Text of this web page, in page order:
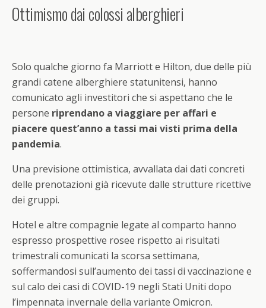
Ottimismo dai colossi alberghieri
Solo qualche giorno fa Marriott e Hilton, due delle più
grandi catene alberghiere statunitensi, hanno
comunicato agli investitori che si aspettano che le
persone riprendano a viaggiare per affari e
piacere quest’anno a tassi mai visti prima della
pandemia.
Una previsione ottimistica, avvallata dai dati concreti
delle prenotazioni già ricevute dalle strutture ricettive
dei gruppi.
Hotel e altre compagnie legate al comparto hanno
espresso prospettive rosee rispetto ai risultati
trimestrali comunicati la scorsa settimana,
soffermandosi sull’aumento dei tassi di vaccinazione e
sul calo dei casi di COVID-19 negli Stati Uniti dopo
l’impennata invernale della variante Omicron.